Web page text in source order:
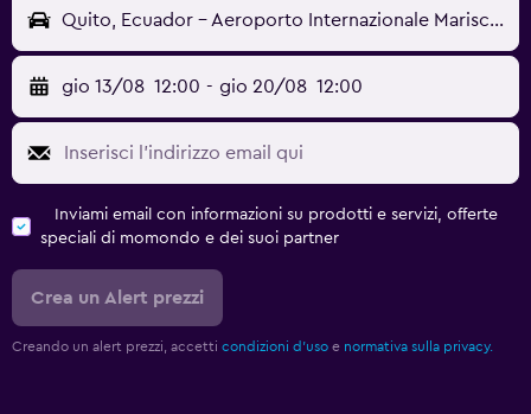
Quito, Ecuador - Aeroporto Internazionale Mariscal Sucre (UIO)
gio 13/08 12:00 - gio 20/08 12:00
Inviami email con informazioni su prodotti e servizi, offerte
speciali di momondo e dei suoi partner
Crea un Alert prezzi
Creando un alert prezzi, accetti condizioni d'uso e normativa sulla privacy.